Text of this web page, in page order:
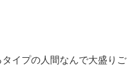
イプの人間なんで大盛りご